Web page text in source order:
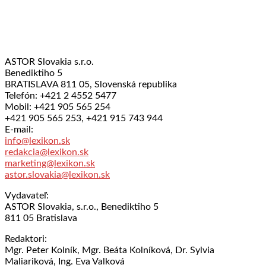
ASTOR Slovakia s.r.o.
Benediktiho 5
BRATISLAVA 811 05, Slovenská republika
Telefón: +421 2 4552 5477
Mobil: +421 905 565 254
+421 905 565 253, +421 915 743 944
E-mail:
info@lexikon.sk
redakcia@lexikon.sk
marketing@lexikon.sk
astor.slovakia@lexikon.sk
Vydavateľ:
ASTOR Slovakia, s.r.o., Benediktiho 5
811 05 Bratislava
Redaktori:
Mgr. Peter Kolník, Mgr. Beáta Kolníková, Dr. Sylvia
Maliariková, Ing. Eva Valková